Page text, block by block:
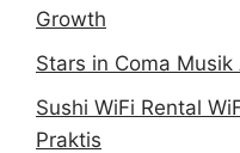
Growth
Stars in Coma
Sushi WiFi Rental
Praktis